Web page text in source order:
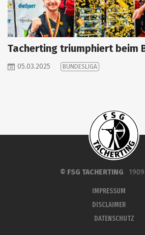
Tacherting triumphiert beim
05.03.2025 BUNDESLIGA
© FSG TACHERTING
IMPRESSUM
DISCLAIMER
DATENSCHUTZ